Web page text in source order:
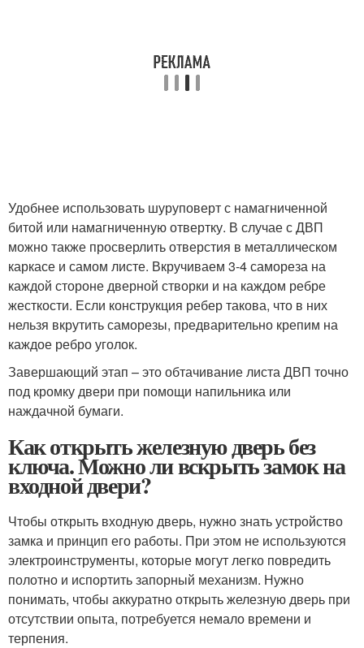
Удобнее использовать шуруповерт с намагниченной
битой или намагниченную отвертку. В случае с ДВП
можно также просверлить отверстия в металлическом
каркасе и самом листе. Вкручиваем 3-4 самореза на
каждой стороне дверной створки и на каждом ребре
жесткости. Если конструкция ребер такова, что в них
нельзя вкрутить саморезы, предварительно крепим на
каждое ребро уголок.
Завершающий этап – это обтачивание листа ДВП точно
под кромку двери при помощи напильника или
наждачной бумаги.
Как открыть железную дверь без
ключа. Можно ли вскрыть замок на
входной двери?
Чтобы открыть входную дверь, нужно знать устройство
замка и принцип его работы. При этом не используются
электроинструменты, которые могут легко повредить
полотно и испортить запорный механизм. Нужно
понимать, чтобы аккуратно открыть железную дверь при
отсутствии опыта, потребуется немало времени и
терпения.